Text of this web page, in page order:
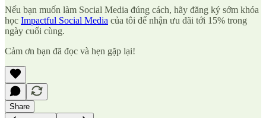
Nếu bạn muốn làm Social Media đúng cách, hãy đăng ký sớm khóa
học Impactful Social Media của tôi để nhận ưu đãi tới 15% trong
ngày cuối cùng.
Cảm ơn bạn đã đọc và hẹn gặp lại!
Share